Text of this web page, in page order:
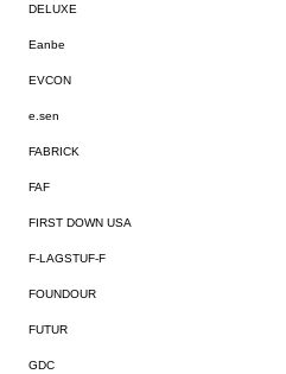
DELUXE
Eanbe
EVCON
e.sen
FABRICK
FAF
FIRST DOWN USA
F-LAGSTUF-F
FOUNDOUR
FUTUR
GDC